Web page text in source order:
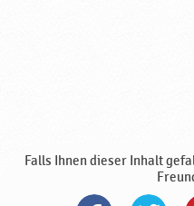
Falls Ihnen dieser Inhalt